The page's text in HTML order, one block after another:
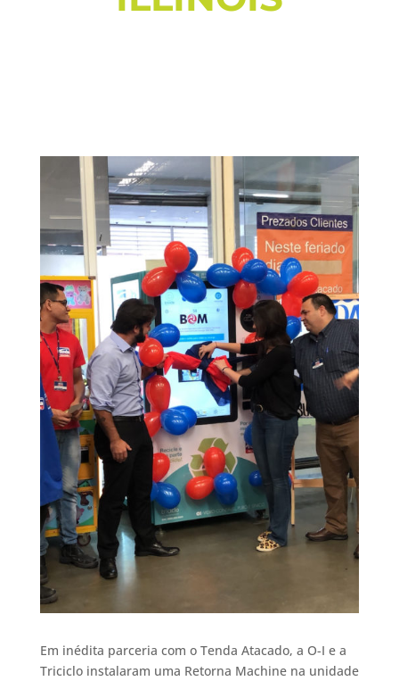
Em inédita parceria com o Tenda Atacado, a O-I e a
Triciclo instalaram uma Retorna Machine na unidade